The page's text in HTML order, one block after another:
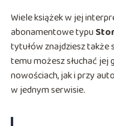
Wiele książek w jej
abonamentowe typu
tytułów znajdziesz także
temu możesz słuchać jej
nowościach, jak i przy
w jednym serwisie.